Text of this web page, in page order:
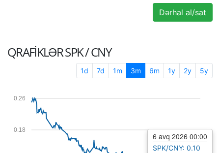
Dərhal al/sat
QRAFIKLƏRSPK / CNY
1d 7d 1m 3m 6m 1y 2y 5y
0.18
0.26
6 avq 2026 00:00
SPK/CNY: 0.10